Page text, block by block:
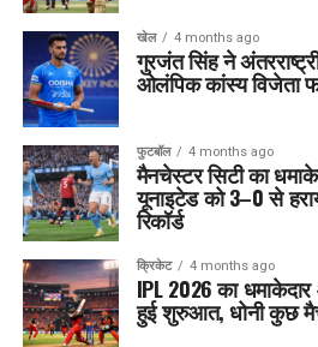
खेल 4 months ago
गुरजंत सिंह ने
ओलंपिक कांस्य विजेता
फुटबॉल 4 months ago
मैनचेस्टर सिटी का
यूनाइटेड को 3–0 से
रिकॉर्ड
क्रिकेट 4 months ago
IPL 2026 का
हुई शुरुआत, धोनी कुछ